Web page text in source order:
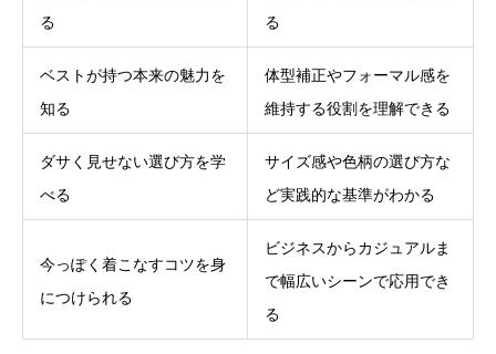
る
る
ベストが持つ本来の魅力を
知る
体型補正やフォーマル感を
維持する役割を理解できる
ダサく見せない選び方を学
べる
サイズ感や色柄の選び方な
ど実践的な基準がわかる
今っぽく着こなすコツを身
につけられる
ビジネスからカジュアルま
で幅広いシーンで応用でき
る